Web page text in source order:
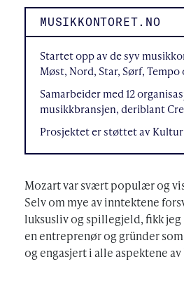
MUSIKKONTORET.NO
Startet opp av de syv
Møst, Nord, Star, Sørf, Tempo
Samarbeider med 12
musikkbransjen, deriblant
Prosjektet er støttet av
Mozart var svært populær og
Selv om mye av inntektene
luksusliv og spillegjeld, fikk jeg
en entreprenør og gründer
og engasjert i alle aspektene